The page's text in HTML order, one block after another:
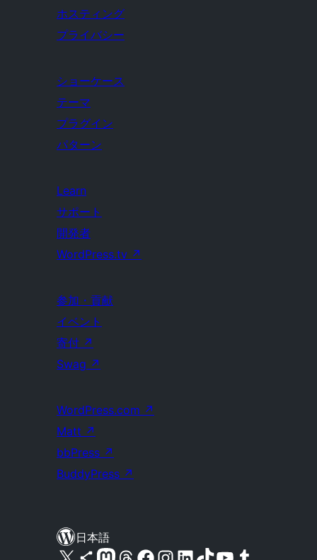
ホスティング
プライバシー
ショーケース
テーマ
プラグイン
パターン
Learn
サポート
開発者
WordPress.tv ↗
参加・貢献
イベント
寄付 ↗
Swag ↗
WordPress.com ↗
Matt ↗
bbPress ↗
BuddyPress ↗
日本語